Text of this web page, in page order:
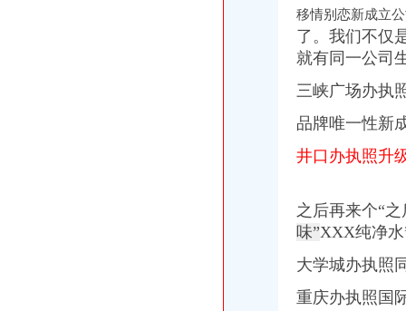
重庆市人民办公厅转发市建委关于重庆市都市发达经济圈新建采
郑东新区CBD区域月季更换工程施工重新公然招标公告|十环招标网
福建福州大学城青源水厂二期扩建工程设计施工总承包招标-污水处理
福建：大学生创业可先拿营业执照再办其他手续_新浪福建城事_新浪
磁器口物流磁器口附近物流长途搬家-汽车运输--中国五金商机网
移情别恋新成立
了。我们不仅
就有同一公司
三峡广场办执
品牌唯一性新
井口办执照升
之后再来个“
味”XXX纯净水
大学城办执照
重庆办执照国